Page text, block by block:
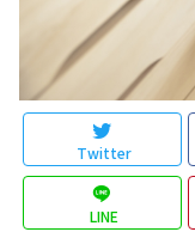
Twitter
LINE